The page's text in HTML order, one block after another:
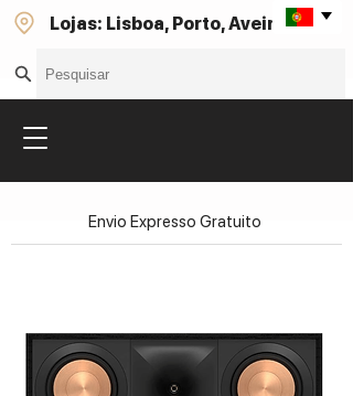
Lojas: Lisboa, Porto, Aveiro
Envio Expresso Gratuito